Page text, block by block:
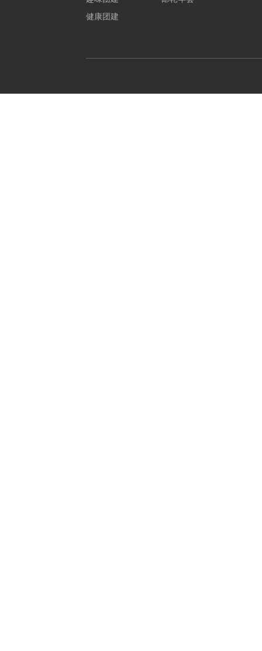
健康团建